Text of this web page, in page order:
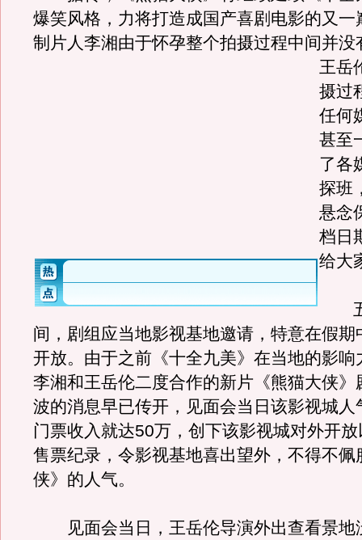
爆笑风格，力将打造成国产喜剧电影的又一
制片人李湘由于怀孕整个拍摄过程中间并没
王岳
摄过
任何
甚至
了各
探班
悬念
档日
给大
五
间，剧组应当地影视基地邀请，特意在假期
开放。由于之前《十全九美》在当地的影响
李湘和王岳伦二度合作的新片《熊猫大侠》
波的消息早已传开，见面会当日该影视城人
门票收入就达50万，创下该影视城对外开
售票纪录，令影视基地喜出望外，不得不佩
侠》的人气。
见面会当日，王岳伦导演外出查看景地